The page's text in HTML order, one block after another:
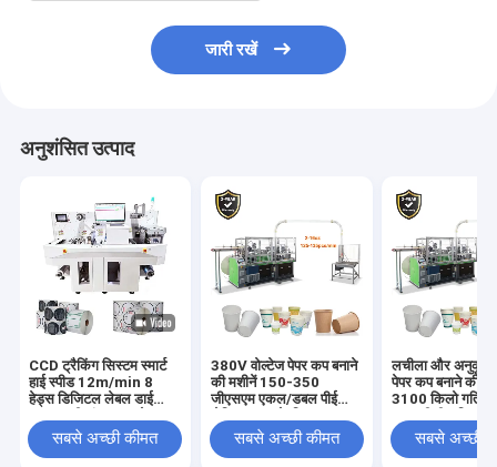
जारी रखें
अनुशंसित उत्पाद
CCD ट्रैकिंग सिस्टम स्मार्ट
हाई स्पीड 12m/min 8
हेड्स डिजिटल लेबल डाई
स्टिकर डाई कटिंग मशीन
सबसे अच्छी कीमत
380V वोल्टेज पेपर कप बनाने
की मशीनें 150-350
जीएसएम एकल/डबल पीई
सबसे अच्छी कीमत
लचीला और अनुकूलन
पेपर कप बनाने की
3100 किलो गति
सबसे अच्छी